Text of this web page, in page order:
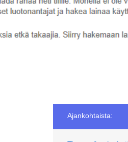
Ajankohtaista: